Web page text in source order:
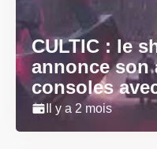
CULTIC : le
annonce son
consoles
Il y a 2 mois